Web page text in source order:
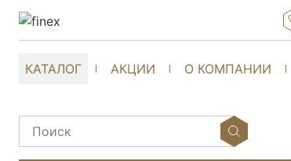
КАТАЛОГ АКЦИИ О КОМПАНИИ